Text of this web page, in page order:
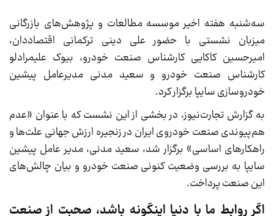
سه‌شنبه هفته اخیر موسسه مطالعات و پژوهش‌های بازرگانی
میزبان نشستی با حضور علی دینی ترکمانی اقتصاددان،
امیرحسین کاکایی کارشناس صنعت خودرو، بیوک علیمرادلو
کارشناس صنعت خودرو و سعید مدنی مدیرعامل پیشین
خودروسازی سایپا برگزار کرد.
به گزارش تجارت‌نیوز، در بخشی از این نشست که با عنوان «عدم
هم‌پیوندی صنعت خودروی ایران در زنجیره ارزش جهانی علت‌ها و
راهکارهای اساسی» برگزار شد، سعید مدنی، مدیر عامل پیشین
سایپا به بررسی وضعیت کنونی صنعت خودرو و بیان چالش‌های
این صنعت پرداخت.
اگر روابط ما با دنیا اینگونه باشد، صحبت از صنعت